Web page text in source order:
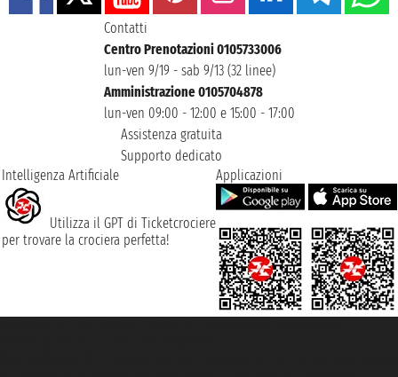
Contatti
Centro Prenotazioni 0105733006
lun-ven 9/19 - sab 9/13 (32 linee)
Amministrazione 0105704878
lun-ven 09:00 - 12:00 e 15:00 - 17:00
Assistenza gratuita
Supporto dedicato
Intelligenza Artificiale
Utilizza il GPT di Ticketcrociere
per trovare la crociera perfetta!
Applicazioni